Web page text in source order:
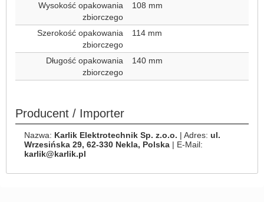
Wysokość opakowania
zbiorczego
108 mm
Szerokość opakowania
zbiorczego
114 mm
Długość opakowania
zbiorczego
140 mm
Producent / Importer
Nazwa: Karlik Elektrotechnik Sp. z.o.o. | Adres: ul.
Wrzesińska 29, 62-330 Nekla, Polska | E-Mail:
karlik@karlik.pl